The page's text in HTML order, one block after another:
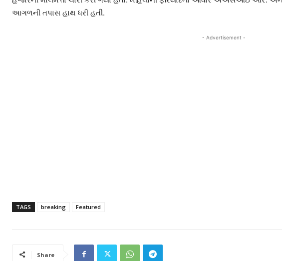
આગળની તપાસ હાથ ધરી હતી.
- Advertisement -
TAGS breaking Featured
Share